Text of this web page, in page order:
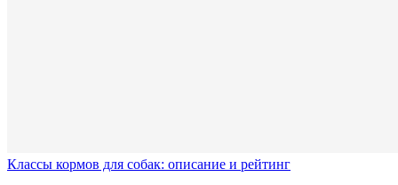
Классы кормов для собак: описание и рейтинг